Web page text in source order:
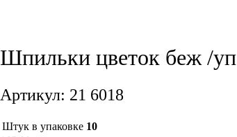
Шпильки цветок беж /
Артикул: 21 6018
Штук в упаковке 10